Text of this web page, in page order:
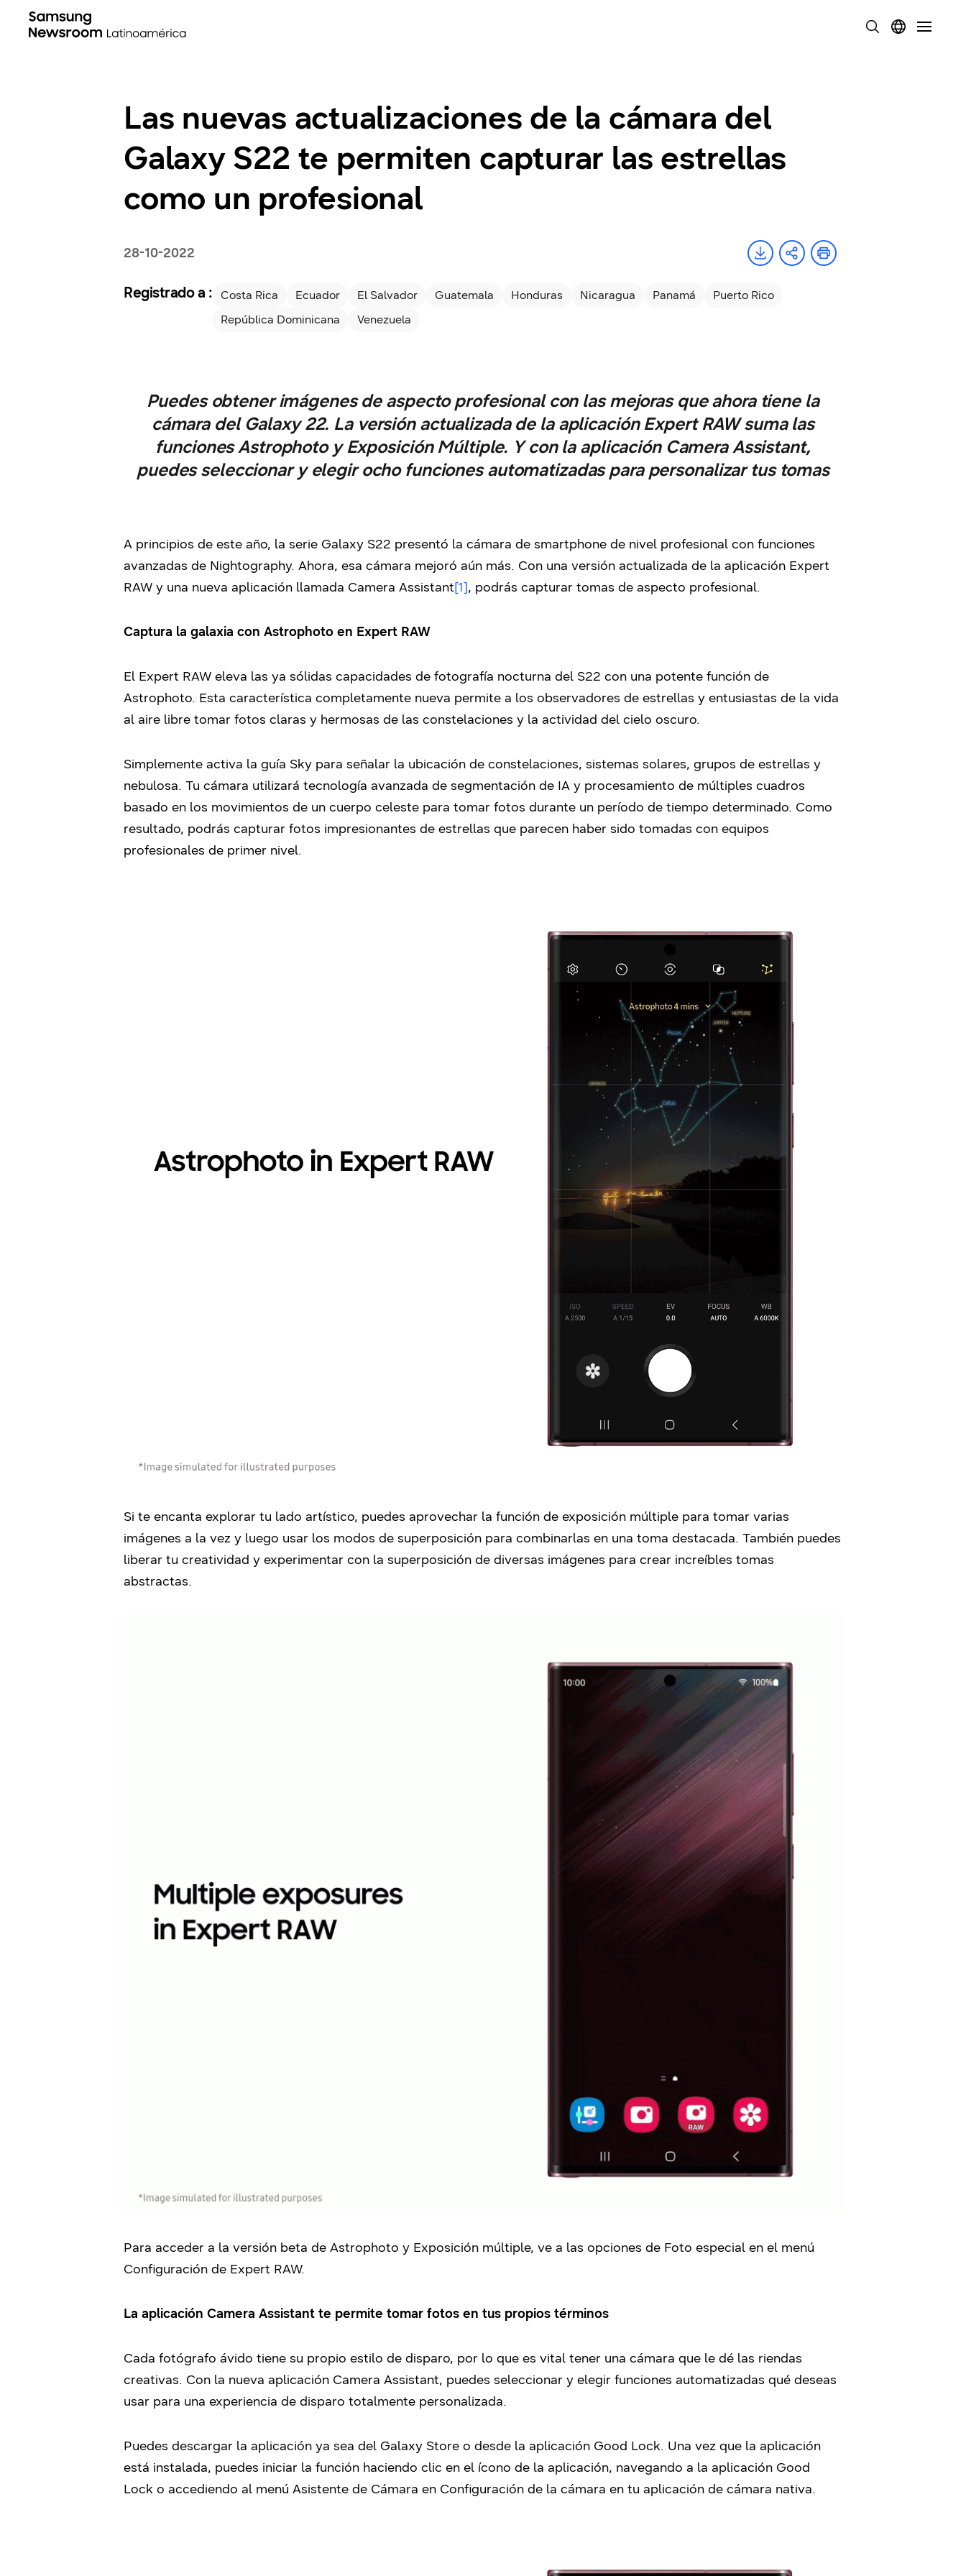
Las nuevas actualizaciones de la cámara del
Galaxy S22 te permiten capturar las estrellas
como un profesional
28-10-2022
Registrado a : Costa Rica Ecuador El Salvador Guatemala Honduras Nicaragua Panamá
Puerto Rico
República Dominicana
Venezuela
Puedes obtener imágenes de aspecto profesional con las mejoras que ahora tiene la
cámara del Galaxy 22. La versión actualizada de la aplicación Expert RAW suma las
funciones Astrophoto y Exposición Múltiple. Y con la aplicación Camera Assistant,
puedes seleccionar y elegir ocho funciones automatizadas para personalizar tus tomas
A principios de este año, la serie Galaxy S22 presentó la cámara de smartphone de nivel profesional con funciones
avanzadas de Nightography. Ahora, esa cámara mejoró aún más. Con una versión actualizada de la aplicación Expert
RAW y una nueva aplicación llamada Camera Assistant[1], podrás capturar tomas de aspecto profesional.
Captura la galaxia con Astrophoto en Expert RAW
El Expert RAW eleva las ya sólidas capacidades de fotografía nocturna del S22 con una potente función de
Astrophoto. Esta característica completamente nueva permite a los observadores de estrellas y entusiastas de la vida
al aire libre tomar fotos claras y hermosas de las constelaciones y la actividad del cielo oscuro.
Simplemente activa la guía Sky para señalar la ubicación de constelaciones, sistemas solares, grupos de estrellas y
nebulosa. Tu cámara utilizará tecnología avanzada de segmentación de IA y procesamiento de múltiples cuadros
basado en los movimientos de un cuerpo celeste para tomar fotos durante un período de tiempo determinado. Como
resultado, podrás capturar fotos impresionantes de estrellas que parecen haber sido tomadas con equipos
profesionales de primer nivel.
Si te encanta explorar tu lado artístico, puedes aprovechar la función de exposición múltiple para tomar varias
imágenes a la vez y luego usar los modos de superposición para combinarlas en una toma destacada. También puedes
liberar tu creatividad y experimentar con la superposición de diversas imágenes para crear increíbles tomas
abstractas.
Para acceder a la versión beta de Astrophoto y Exposición múltiple, ve a las opciones de Foto especial en el menú
Configuración de Expert RAW.
La aplicación Camera Assistant te permite tomar fotos en tus propios términos
Cada fotógrafo ávido tiene su propio estilo de disparo, por lo que es vital tener una cámara que le dé las riendas
creativas. Con la nueva aplicación Camera Assistant, puedes seleccionar y elegir funciones automatizadas qué deseas
usar para una experiencia de disparo totalmente personalizada.
Puedes descargar la aplicación ya sea del Galaxy Store o desde la aplicación Good Lock. Una vez que la aplicación
está instalada, puedes iniciar la función haciendo clic en el ícono de la aplicación, navegando a la aplicación Good
Lock o accediendo al menú Asistente de Cámara en Configuración de la cámara en tu aplicación de cámara nativa.